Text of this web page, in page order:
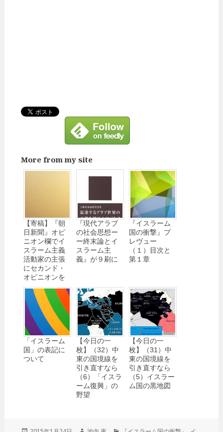
More from my site
【寄稿】『朝
日新聞』オピ
ニオン欄でイ
スラーム主義
活動家の主張
にセカンド・
オピニオンを
『現代アラブ
の社会思想ー
ー終末論とイ
スラーム主
義』が９刷に
『イスラーム
国の衝撃』プ
レヴュー
（１）目次と
第１章
「イスラーム
国」の表記に
ついて
【今日の一
枚】（32）中
東の国境線を
引き直すなら
（6）「イスラ
ーム復興」の
野望
【今日の一
枚】（31）中
東の国境線を
引き直すなら
（5）イスラー
ム国の黒地図